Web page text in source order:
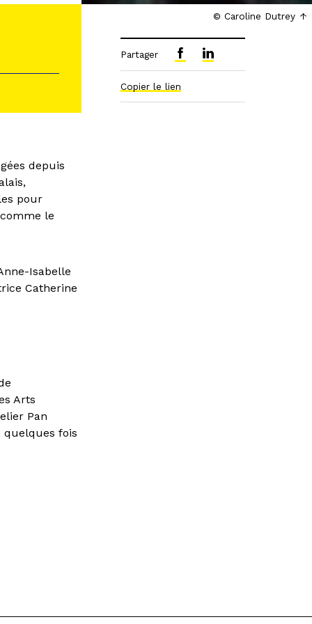
© Caroline Dutrey
depuis
pour
le
Isabelle
Catherine
Arts
Pan
quelques fois
Partager
Copier le lien